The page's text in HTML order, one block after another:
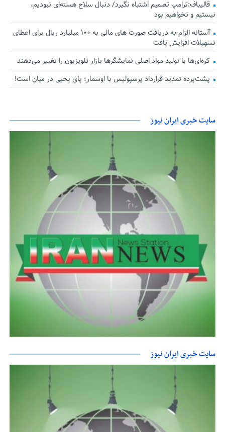
قالیباف:ترامپ تصمیم اشتباه نگیرد/ دنبال سلاح هسته‌ای نبودیم،
نیستیم و نخواهیم بود
آستانه الزام به دریافت صورت های مالی به ۱۰۰ میلیارد ریال برای اعطای
تسهیلات افزایش یافت
کره‌ای‌ها با تولید مواد اصلی نمایشگرها بازار تلویزیون را تغییر می‌دهند
پشت‌پرده تمدید قرارداد پرسپولیس با اوسمار؛ پای یحیی در میان است!
سایت خبری ایران نیوز
سایت خبری ایران نیوز